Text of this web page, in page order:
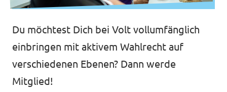
Du möchtest Dich bei Volt vollumfänglich
einbringen mit aktivem Wahlrecht auf
verschiedenen Ebenen? Dann werde
Mitglied!